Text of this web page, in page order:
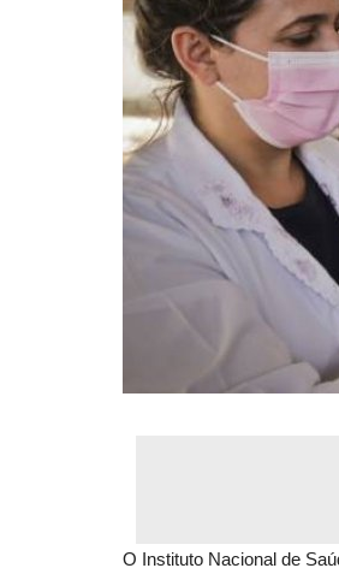
O Instituto Nacional de